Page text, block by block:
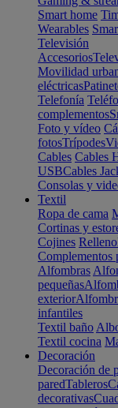
Smart home
Wearables
Televisión
Accesorios
Movilidad
eléctricas
Telefonía
complementos
Foto y vídeo
fotosTrípodes
Cables Cables
USBCables
Consolas y
Textil
Ropa de cama
Cortinas y
Cojines Relleno
Complementos
Alfombras
pequeñas
exterior
infantiles
Textil baño
Textil cocina
Decoración
Decoración de
paredTableros
decorativas